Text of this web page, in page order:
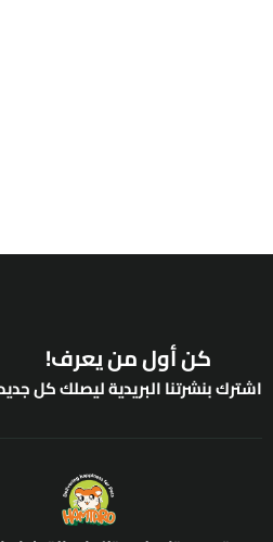
كن أول من يعرف!
اشترك بنشرتنا البريدية ليصلك كل